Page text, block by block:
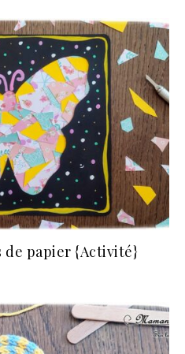
de papier {Activité}